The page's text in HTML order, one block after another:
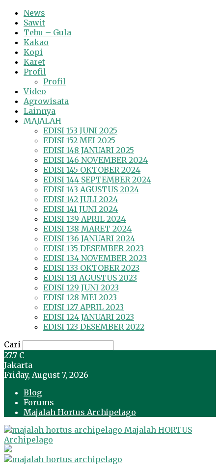
News
Sawit
Tebu – Gula
Kakao
Kopi
Karet
Profil
Profil
Video
Agrowisata
Lainnya
MAJALAH
EDISI 153 JUNI 2025
EDISI 152 MEI 2025
EDISI 148 JANUARI 2025
EDISI 146 NOVEMBER 2024
EDISI 145 OKTOBER 2024
EDISI 144 SEPTEMBER 2024
EDISI 143 AGUSTUS 2024
EDISI 142 JULI 2024
EDISI 141 JUNI 2024
EDISI 139 APRIL 2024
EDISI 138 MARET 2024
EDISI 136 JANUARI 2024
EDISI 135 DESEMBER 2023
EDISI 134 NOVEMBER 2023
EDISI 133 OKTOBER 2023
EDISI 131 AGUSTUS 2023
EDISI 129 JUNI 2023
EDISI 128 MEI 2023
EDISI 127 APRIL 2023
EDISI 124 JANUARI 2023
EDISI 123 DESEMBER 2022
Cari
27.7 C
Jakarta
Friday, August 7, 2026
Blog
Forums
Majalah Hortus Archipelago
Majalah HORTUS
Archipelago